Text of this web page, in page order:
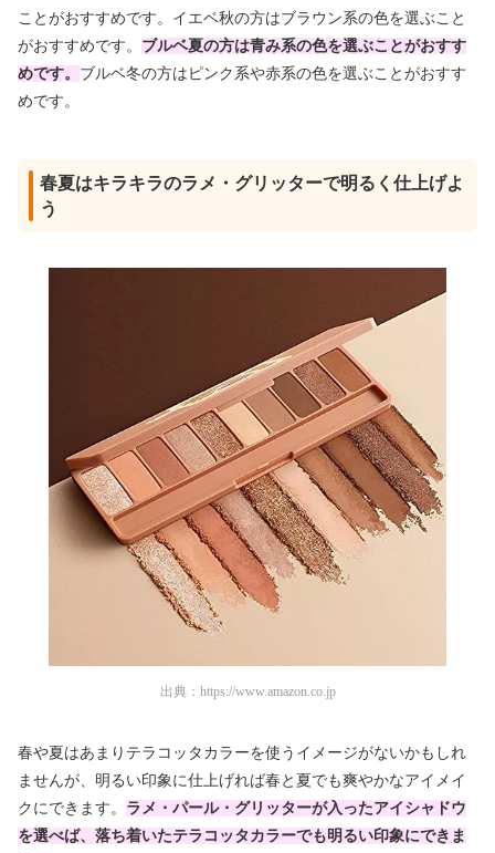
ことがおすすめです。イエベ秋の方はブラウン系の色を選ぶこと
がおすすめです。 ブルベ夏の方は青み系の色を選ぶことがおすす
めです。 ブルベ冬の方はピンク系や赤系の色を選ぶことがおすす
めです。
春夏はキラキラのラメ・グリッターで明るく仕上げよ
う
出典： https://www.amazon.co.jp
春や夏はあまりテラコッタカラーを使うイメージがないかもしれ
ませんが、明るい印象に仕上げれば春と夏でも爽やかなアイメイ
クにできます。 ラメ・パール・グリッターが入ったアイシャドウ
を選べば、落ち着いたテラコッタカラーでも明るい印象にできま